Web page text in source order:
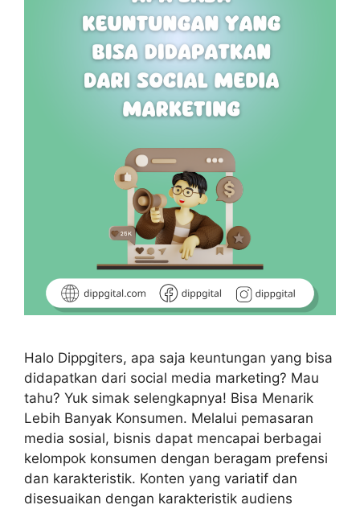
Halo Dippgiters, apa saja keuntungan yang bisa
didapatkan dari social media marketing? Mau
tahu? Yuk simak selengkapnya! Bisa Menarik
Lebih Banyak Konsumen. Melalui pemasaran
media sosial, bisnis dapat mencapai berbagai
kelompok konsumen dengan beragam prefensi
dan karakteristik. Konten yang variatif dan
disesuaikan dengan karakteristik audiens